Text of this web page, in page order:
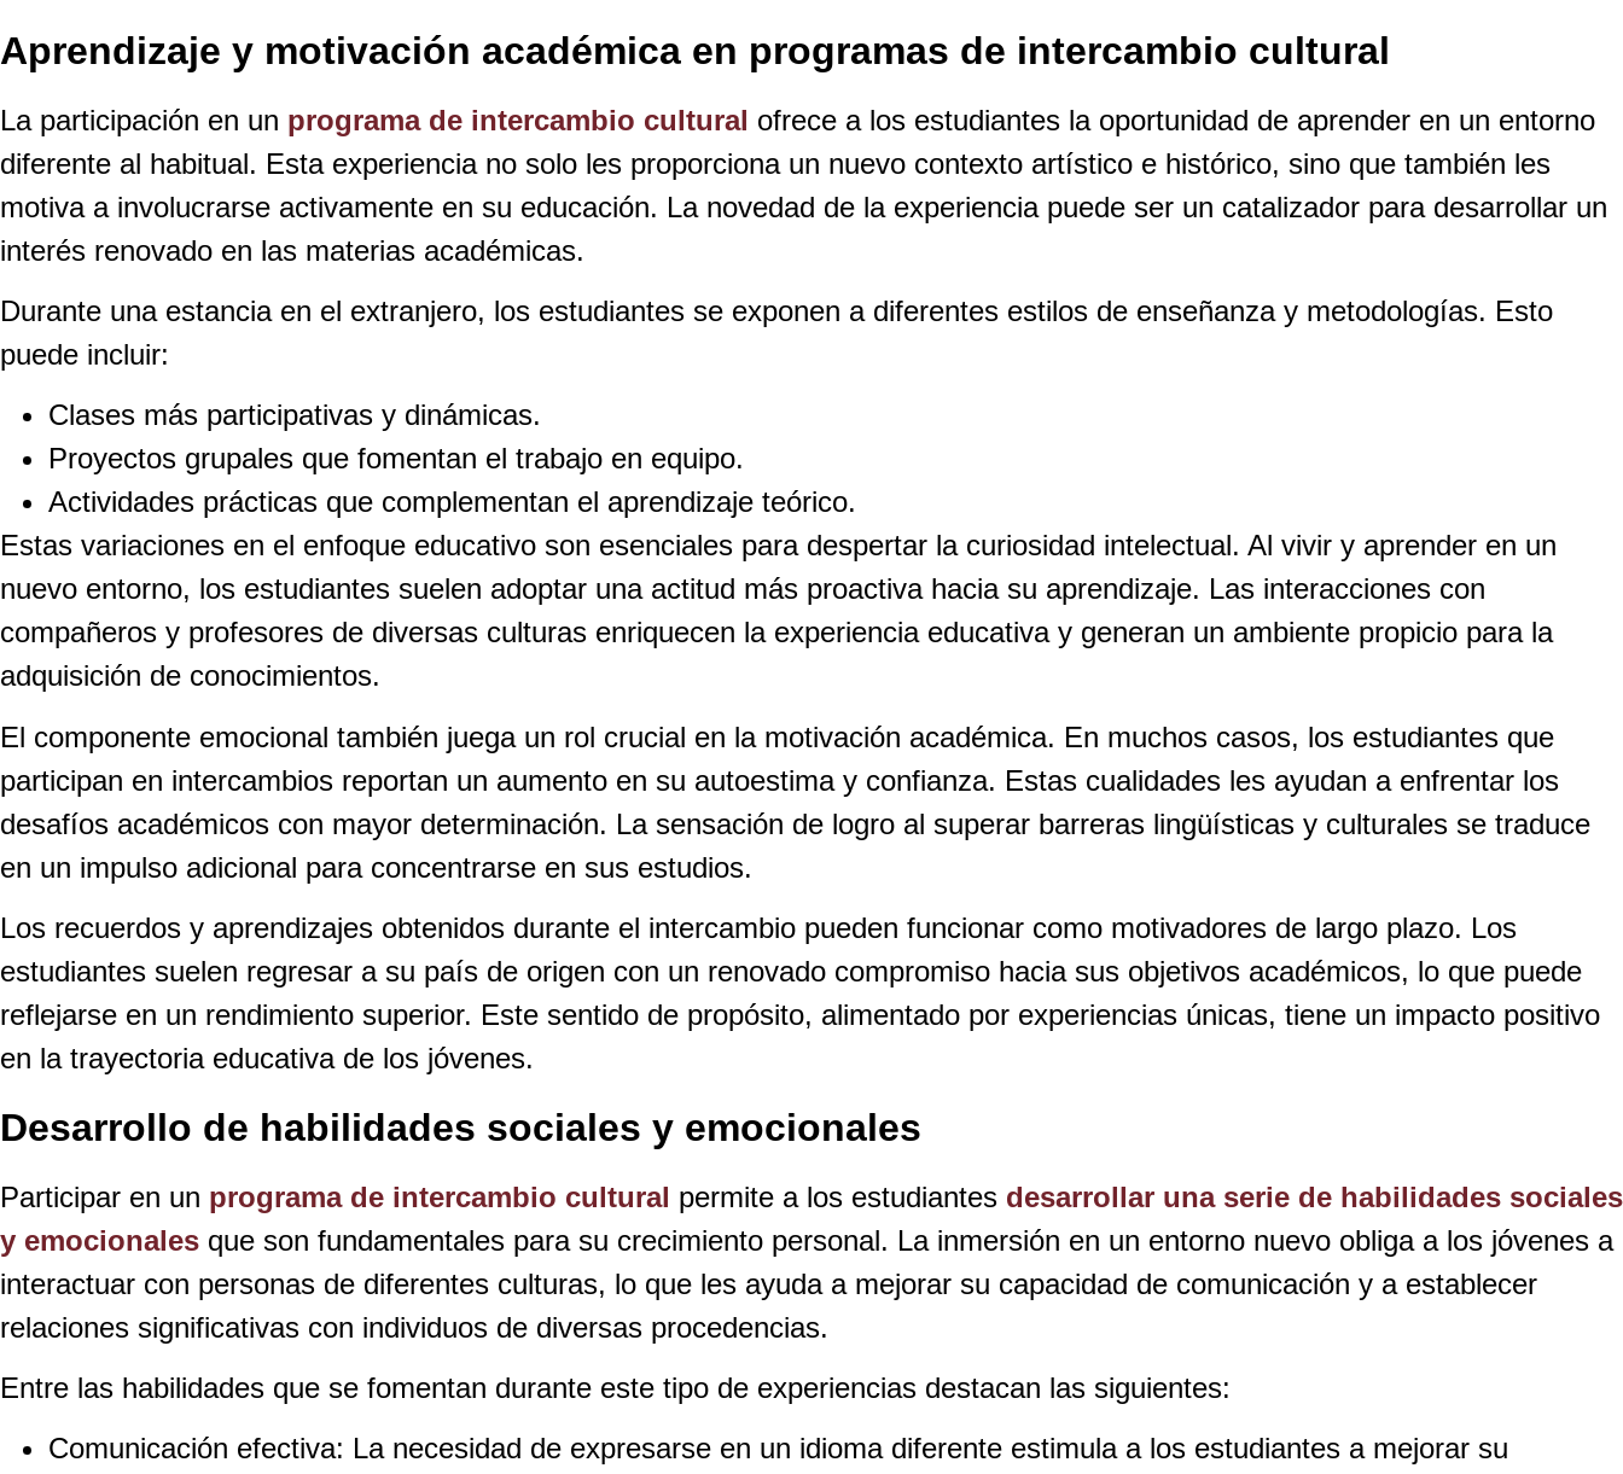
Aprendizaje y motivación académica en programas de intercambio cultural
La participación en un programa de intercambio cultural ofrece a los estudiantes la oportunidad de aprender en un entorno
diferente al habitual. Esta experiencia no solo les proporciona un nuevo contexto artístico e histórico, sino que también les
motiva a involucrarse activamente en su educación. La novedad de la experiencia puede ser un catalizador para desarrollar un
interés renovado en las materias académicas.
Durante una estancia en el extranjero, los estudiantes se exponen a diferentes estilos de enseñanza y metodologías. Esto
puede incluir:
Clases más participativas y dinámicas.
Proyectos grupales que fomentan el trabajo en equipo.
Actividades prácticas que complementan el aprendizaje teórico.
Estas variaciones en el enfoque educativo son esenciales para despertar la curiosidad intelectual. Al vivir y aprender en un
nuevo entorno, los estudiantes suelen adoptar una actitud más proactiva hacia su aprendizaje. Las interacciones con
compañeros y profesores de diversas culturas enriquecen la experiencia educativa y generan un ambiente propicio para la
adquisición de conocimientos.
El componente emocional también juega un rol crucial en la motivación académica. En muchos casos, los estudiantes que
participan en intercambios reportan un aumento en su autoestima y confianza. Estas cualidades les ayudan a enfrentar los
desafíos académicos con mayor determinación. La sensación de logro al superar barreras lingüísticas y culturales se traduce
en un impulso adicional para concentrarse en sus estudios.
Los recuerdos y aprendizajes obtenidos durante el intercambio pueden funcionar como motivadores de largo plazo. Los
estudiantes suelen regresar a su país de origen con un renovado compromiso hacia sus objetivos académicos, lo que puede
reflejarse en un rendimiento superior. Este sentido de propósito, alimentado por experiencias únicas, tiene un impacto positivo
en la trayectoria educativa de los jóvenes.
Desarrollo de habilidades sociales y emocionales
Participar en un programa de intercambio cultural permite a los estudiantes desarrollar una serie de habilidades sociales
y emocionales que son fundamentales para su crecimiento personal. La inmersión en un entorno nuevo obliga a los jóvenes a
interactuar con personas de diferentes culturas, lo que les ayuda a mejorar su capacidad de comunicación y a establecer
relaciones significativas con individuos de diversas procedencias.
Entre las habilidades que se fomentan durante este tipo de experiencias destacan las siguientes:
Comunicación efectiva: La necesidad de expresarse en un idioma diferente estimula a los estudiantes a mejorar su